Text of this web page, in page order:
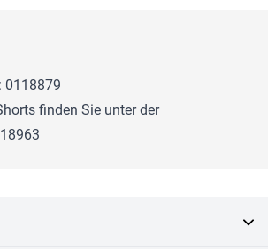
0118879
finden Sie unter der